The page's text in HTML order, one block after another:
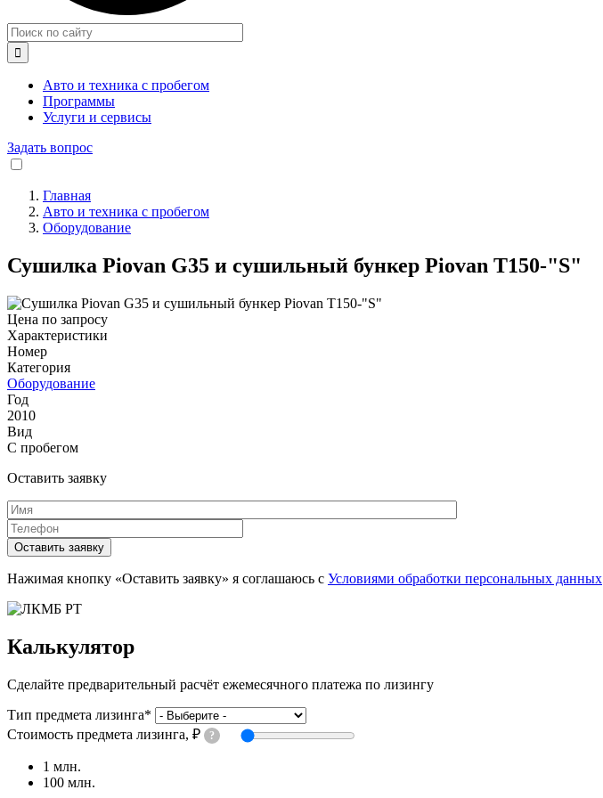

Авто и техника с пробегом
Программы
Услуги и сервисы
Задать вопрос
Строка
навигации
Главная
Авто и техника с пробегом
Оборудование
Сушилка Piovan G35 и сушильный бункер Piovan Т150-"S"
Цена по запросу
Характеристики
Номер
Категория
Оборудование
Год
2010
Вид
С пробегом
Оставить заявку
Имя
Телефон
Оставить заявку
Нажимая кнопку «Оставить заявку» я соглашаюсь с Условиями обработки персональных данных
Калькулятор
Сделайте предварительный расчёт ежемесячного платежа по лизингу
Тип предмета лизинга*
Стоимость предмета лизинга, ₽
?
1 млн.
100 млн.